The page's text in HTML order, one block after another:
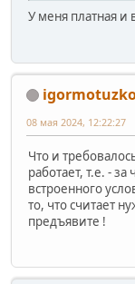
У меня платная и
08 мая 2024, 12:22:27
Что и
работает, т.е. -
встроенного
то, что считает
предъявите !